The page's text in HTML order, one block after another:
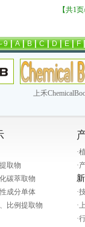
【共1
9|A|B|C|D|E|F
上禾
取物
碳萃取物
成分单体
比例提取物
·
·
·
·
·